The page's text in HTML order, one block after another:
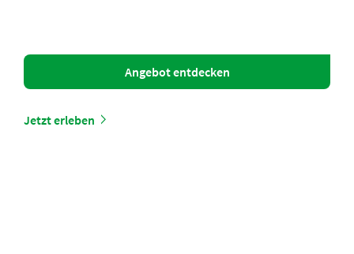
Angebot entdecken
Jetzt erleben